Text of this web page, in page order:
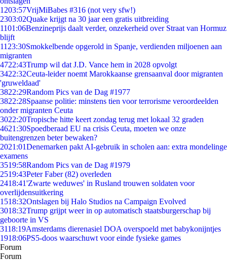
1203:57VrijMiBabes #316 (not very sfw!)
2303:02Quake krijgt na 30 jaar een gratis uitbreiding
1101:06Benzineprijs daalt verder, onzekerheid over Straat van Hormuz
blijft
11 23:30Smokkelbende opgerold in Spanje, verdienden miljoenen aan
migranten
4722:43Trump wil dat J.D. Vance hem in 2028 opvolgt
3422:32Ceuta-leider noemt Marokkaanse grensaanval door migranten
'gruweldaad'
3822:29Random Pics van de Dag #1977
3822:28Spaanse politie: minstens tien voor terrorisme veroordeelden
onder migranten Ceuta
3022:20Tropische hitte keert zondag terug met lokaal 32 graden
4621:30Spoedberaad EU na crisis Ceuta, moeten we onze
buitengrenzen beter bewaken?
2021:01Denemarken pakt AI-gebruik in scholen aan: extra mondelinge
examens
3519:58Random Pics van de Dag #1979
2519:43Peter Faber (82) overleden
2418:41'Zwarte weduwes' in Rusland trouwen soldaten voor
overlijdensuitkering
1518:32Ontslagen bij Halo Studios na Campaign Evolved
3018:32Trump grijpt weer in op automatisch staatsburgerschap bij
geboorte in VS
3118:19Amsterdams dierenasiel DOA overspoeld met babykonijntjes
1918:06PS5-doos waarschuwt voor einde fysieke games
Forum
Forum